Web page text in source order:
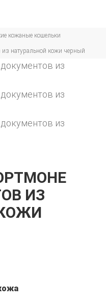
кожаные кошельки
из натуральной кожи черный
ИЗ